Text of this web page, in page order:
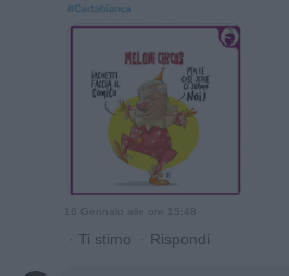
16 Gennaio alle ore 15:48
· Ti stimo · Rispondi